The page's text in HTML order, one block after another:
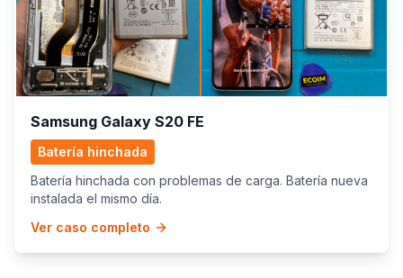
Samsung Galaxy S20 FE
Batería hinchada
Batería hinchada con problemas de carga. Batería nueva
instalada el mismo día.
Ver caso completo